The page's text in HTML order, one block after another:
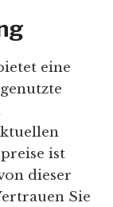
eine
ist
dieser
Sie